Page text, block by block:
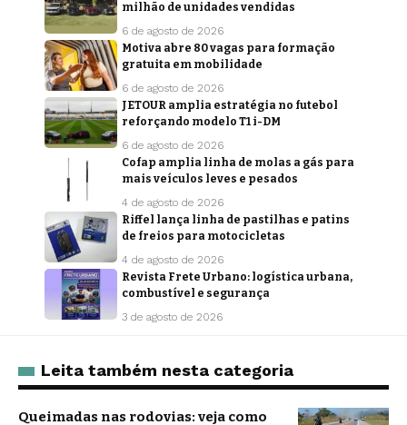
milhão de unidades vendidas
6 de agosto de 2026
Motiva abre 80 vagas para formação
gratuita em mobilidade
6 de agosto de 2026
JETOUR amplia estratégia no futebol
reforçando modelo T1 i-DM
6 de agosto de 2026
Cofap amplia linha de molas a gás para
mais veículos leves e pesados
4 de agosto de 2026
Riffel lança linha de pastilhas e patins
de freios para motocicletas
4 de agosto de 2026
Revista Frete Urbano: logística urbana,
combustível e segurança
3 de agosto de 2026
Leita também nesta categoria
Queimadas nas rodovias: veja como